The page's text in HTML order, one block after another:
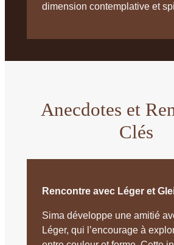
dimension contemplative et
Anecdotes et
Clés
Rencontre avec Léger et
Sima développe une amitié
Léger, qui l’encourage à